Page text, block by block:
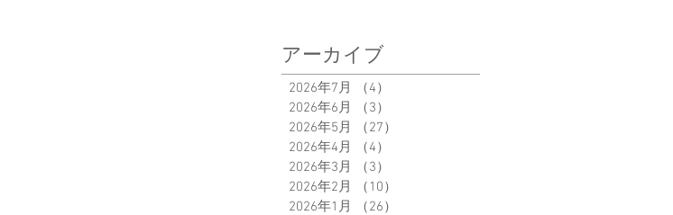
アーカイブ
2026年7月 （4）
2026年6月
（3）
2026年5月
（27）
2026年4月
（4）
2026年3月
（3）
2026年2月
（10）
2026年1月
（26）